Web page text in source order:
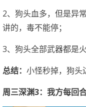
2、狗头血多，但是异
讲的，毒不能停；
3、狗头全部武器都是
总结： 小怪秒掉，狗头
周三深渊3： 我方每回